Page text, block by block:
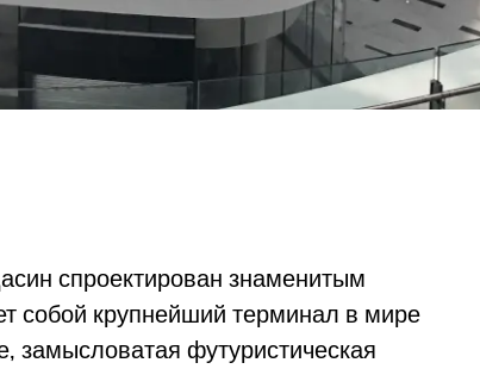
спроектирован знаменитым
собой крупнейший терминал в мире
замысловатая футуристическая